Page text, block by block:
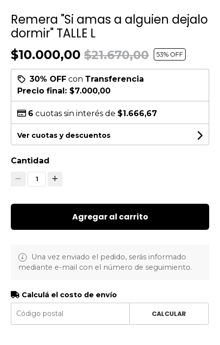
Remera "Si amas a alguien dejalo
dormir" TALLE L
$10.000,00$21.670,00 53% OFF
30% OFF con Transferencia
Precio final: $7.000,00
6 cuotas sin interés de $1.666,67
Ver cuotas y descuentos
Cantidad
1
Agregar al carrito
Una vez enviado el pedido, serás informado
mediante e-mail con el número de seguimiento.
Calculá el costo de envío
CALCULAR